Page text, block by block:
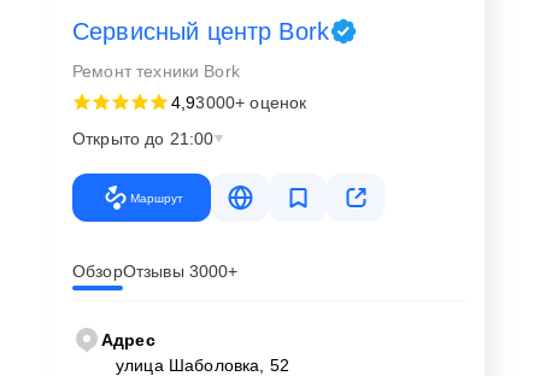
Сервисный центр Bork
Ремонт техники Bork
4,93000+ оценок
Открыто до 21:00
Маршрут
ОбзорОтзывы 3000+
Адрес
улица Шаболовка, 52